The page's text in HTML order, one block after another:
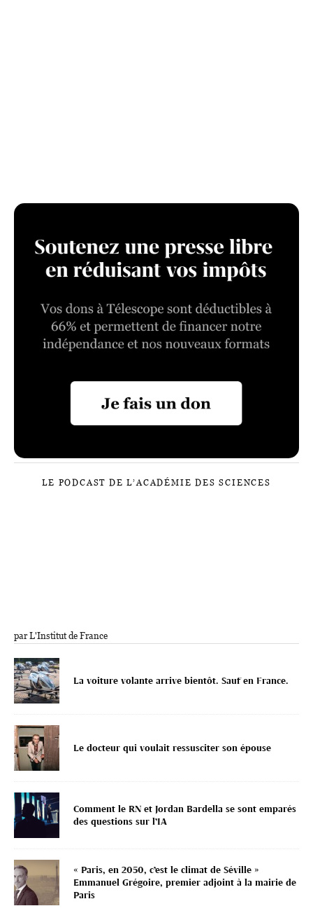
LE PODCAST DE L’ACADÉMIE DES SCIENCES
par L'Institut de France
La voiture volante arrive bientôt. Sauf en France.
Le docteur qui voulait ressusciter son épouse
Comment le RN et Jordan Bardella se sont emparés
des questions sur l’IA
« Paris, en 2050, c’est le climat de Séville »
Emmanuel Grégoire, premier adjoint à la mairie de
Paris